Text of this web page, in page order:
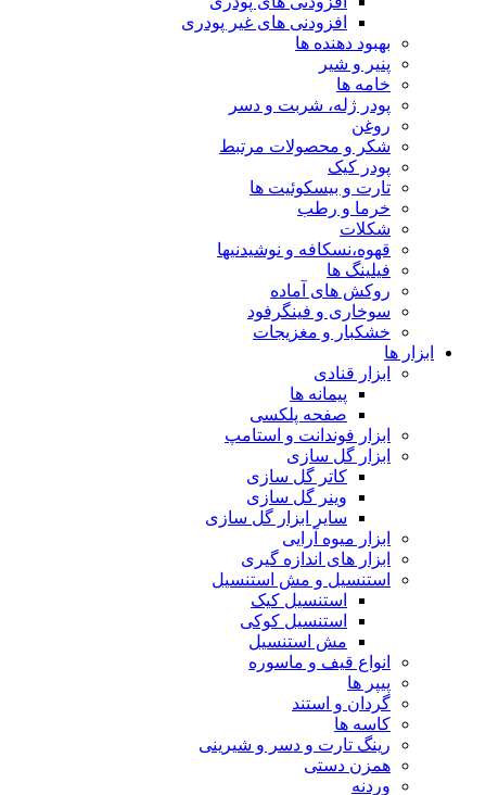
افزودنی های غیر پودری
بهبود دهنده ها
پنیر و شیر
خامه ها
پودر ژله، شربت و دسر
روغن
شکر و محصولات مرتبط
پودر کیک
تارت و بیسکوئیت ها
خرما و رطب
شکلات
قهوه،نسکافه و نوشیدنیها
فیلینگ ها
روکش های آماده
سوخاری و فینگرفود
خشکبار و مغزیجات
ابزار ها
ابزار قنادی
پیمانه ها
صفحه پلکسی
ابزار فوندانت و استامپ
ابزار گل سازی
کاتر گل سازی
وینر گل سازی
سایر ابزار گل سازی
ابزار میوه آرایی
ابزار های اندازه گیری
استنسیل و مش استنسیل
استنسیل کیک
استنسیل کوکی
مش استنسیل
انواع قیف و ماسوره
پیپر ها
گردان و استند
کاسه ها
رینگ تارت و دسر و شیرینی
همزن دستی
وردنه